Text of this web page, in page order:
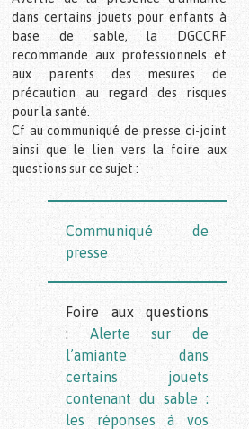
dans certains jouets pour enfants à
base de sable, la DGCCRF
recommande aux professionnels et
aux parents des mesures de
précaution au regard des risques
pour la santé.
Cf au communiqué de presse ci-joint
ainsi que le lien vers la foire aux
questions sur ce sujet :
Communiqué de
presse
Foire aux questions
: Alerte sur de
l’amiante dans
certains jouets
contenant du sable :
les réponses à vos